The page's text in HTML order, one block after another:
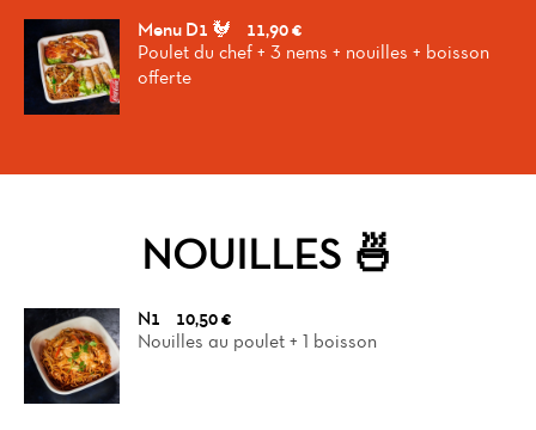
Menu D1 🐓
11,90 €
Poulet du chef + 3 nems + nouilles + boisson
offerte
NOUILLES 🍜
N1
10,50 €
Nouilles au poulet + 1 boisson